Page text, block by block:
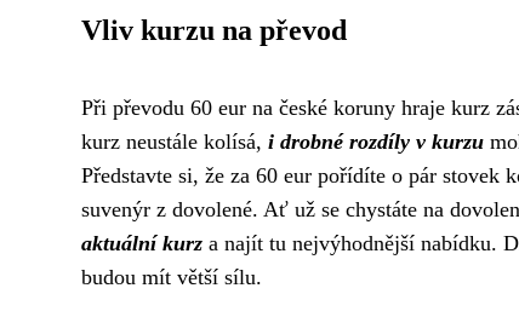
Vliv kurzu na převod
Při převodu 60 eur na české koruny hraje kurz
kurz neustále kolísá, i drobné rozdíly v kurzu
Představte si, že za 60 eur pořídíte o pár stovek
suvenýr z dovolené. Ať už se chystáte na
aktuální kurz a najít tu nejvýhodnější nabídku.
budou mít větší sílu.